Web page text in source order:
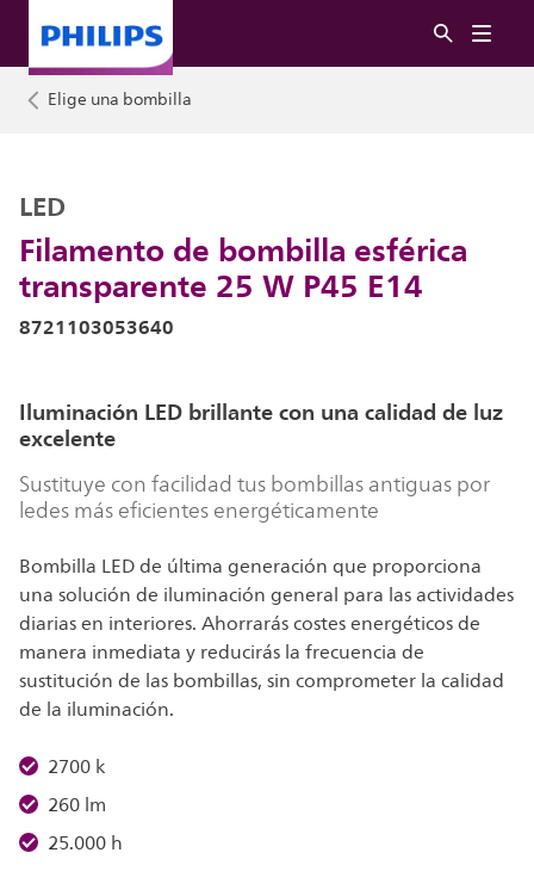
Elige una bombilla
Filamento de bombilla esférica
transparente 25 W P45 E14
LED
8721103053640
Iluminación LED brillante con una calidad de luz
excelente
Sustituye con facilidad tus bombillas antiguas por
ledes más eficientes energéticamente
Bombilla LED de última generación que proporciona
una solución de iluminación general para las actividades
diarias en interiores. Ahorrarás costes energéticos de
manera inmediata y reducirás la frecuencia de
sustitución de las bombillas, sin comprometer la calidad
de la iluminación.
2700 k
260 lm
25.000 h